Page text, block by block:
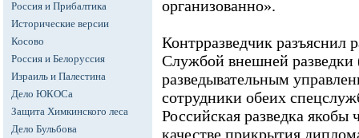
Россия и Прибалтика
Исторические версии
Косово
Россия и Белоруссия
Израиль и Палестина
Дело ЮКОСа
Защита Химкинского леса
Дело Бульбова
организованно».
Контрразведчик
Службой внешней
разведывательным
сотрудники обеих
Российская разведка якобы
качестве прикрытия